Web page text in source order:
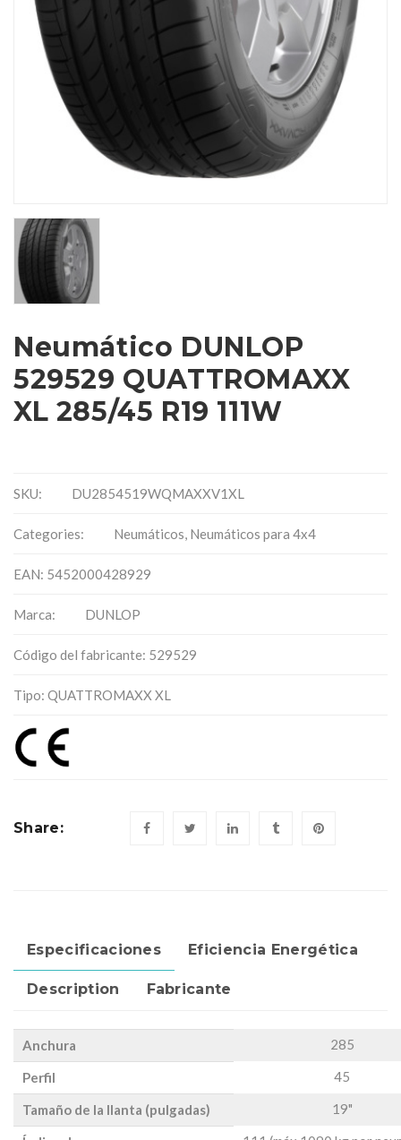
Neumático DUNLOP
529529 QUATTROMAXX
XL 285/45 R19 111W
SKU: DU2854519WQMAXXV1XL
Categories: Neumáticos, Neumáticos para 4x4
EAN: 5452000428929
Marca: DUNLOP
Código del fabricante: 529529
Tipo: QUATTROMAXX XL
Share:
Especificaciones Eficiencia Energética
Description Fabricante
Anchura 285
Perfil 45
Tamaño de la llanta (pulgadas) 19"